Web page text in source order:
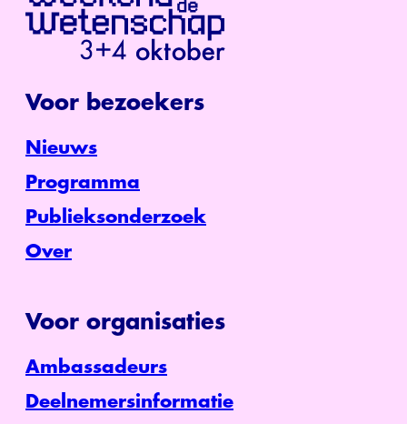
Voor bezoekers
Nieuws
Programma
Publieksonderzoek
Over
Voor organisaties
Ambassadeurs
Deelnemersinformatie